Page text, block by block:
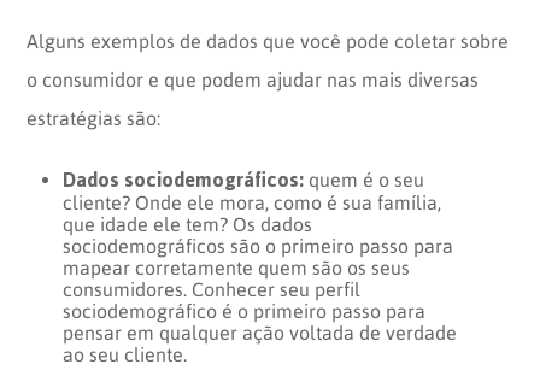
Alguns exemplos de dados que você pode coletar sobre
o consumidor e que podem ajudar nas mais diversas
estratégias são:
Dados sociodemográficos: quem é o seu
cliente? Onde ele mora, como é sua família,
que idade ele tem? Os dados
sociodemográficos são o primeiro passo para
mapear corretamente quem são os seus
consumidores. Conhecer seu perfil
sociodemográfico é o primeiro passo para
pensar em qualquer ação voltada de verdade
ao seu cliente.